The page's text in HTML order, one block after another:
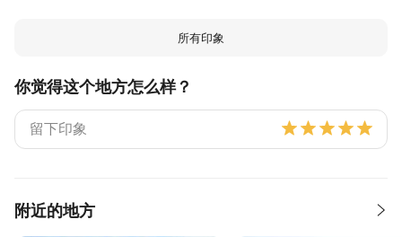
所有印象
你觉得这个地方怎么样？
附近的地方